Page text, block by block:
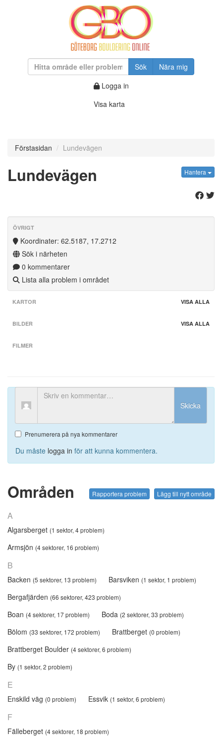
Sök
Nära mig
Logga in
Visa karta
Förstasidan Lundevägen
Lundevägen Hantera
ÖVRIGT
Koordinater: 62.5187, 17.2712
Sök i närheten
0 kommentarer
Lista alla problem i området
KARTOR VISA ALLA
BILDER VISA ALLA
FILMER
Skicka
Prenumerera på nya kommentarer
Du måste logga in för att kunna kommentera.
Områden Lägg till nytt område
Rapportera problem
A
Algarsberget (1 sektor, 4 problem)
Armsjön (4 sektorer, 16 problem)
B
Backen (5 sektorer, 13 problem) Barsviken (1 sektor, 1 problem)
Bergafjärden (66 sektorer, 423 problem)
Boan (4 sektorer, 17 problem) Boda (2 sektorer, 33 problem)
Bölom (33 sektorer, 172 problem) Brattberget (0 problem)
Brattberget Boulder (4 sektorer, 6 problem)
By (1 sektor, 2 problem)
E
Enskild väg (0 problem) Essvik (1 sektor, 6 problem)
F
Fälleberget (4 sektorer, 18 problem)